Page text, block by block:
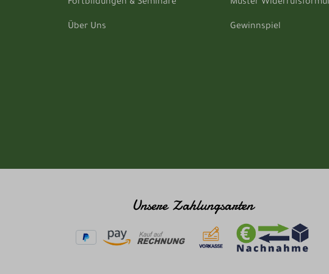
Fortbildungen & Seminare
Über Uns
Muster
Gewinnspiel
Unsere Zahlungsarten